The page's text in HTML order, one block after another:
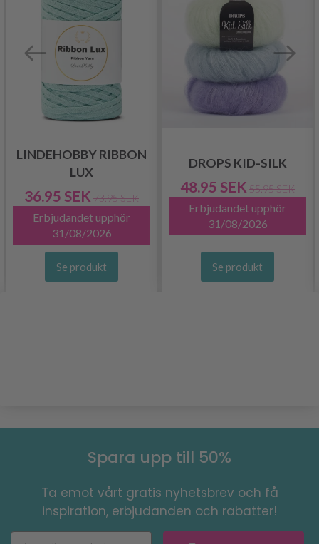
LINDEHOBBY RIBBON
LUX
36.95 SEK 73.95 SEK
Erbjudandet upphör
31/08/2026
Se produkt
DROPS KID-SILK
48.95 SEK 55.95 SEK
Erbjudandet upphör
31/08/2026
Se produkt
Spara upp till 50%
Ta emot vårt gratis nyhetsbrev och få
inspiration, erbjudanden och rabatter!